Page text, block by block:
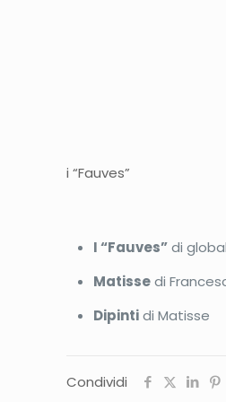
i “Fauves”
I “Fauves”di
Matissedi
Dipintidi Matisse
Condividi